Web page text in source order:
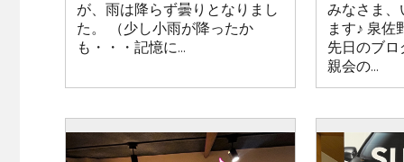
が、雨は降らず曇りとなりまし
た。 （少し小雨が降ったか
も・・・記憶に...
みなさま、
ます♪ 泉佐
先日のブ
親会の...